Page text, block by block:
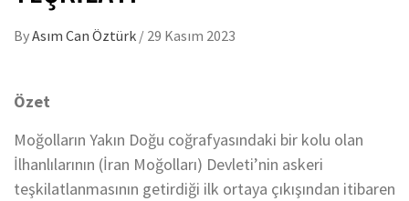
ByAsım Can Öztürk / 29 Kasım 2023
Özet
Moğolların Yakın Doğu coğrafyasındaki bir kolu olan
İlhanlılarının (İran Moğolları) Devleti’nin askeri
teşkilatlanmasının getirdiği ilk ortaya çıkışından itibaren